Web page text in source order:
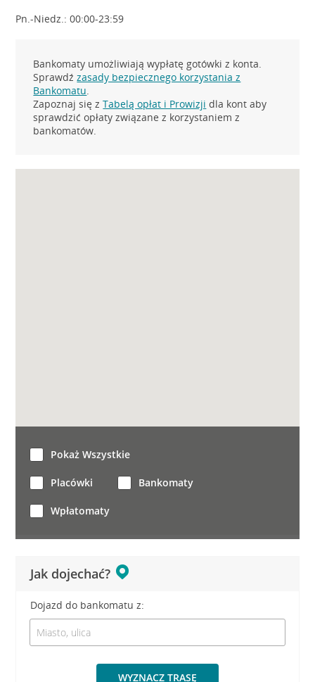
Pn.-Niedz.: 00:00-23:59
Bankomaty umożliwiają wypłatę gotówki z konta.
Sprawdźzasady bezpiecznego korzystania z
Bankomatu.
Zapoznaj się zTabelą opłat i Prowizji dla kont aby
sprawdzić opłaty związane z korzystaniem z
bankomatów.
Jak dojechać?
Dojazd do bankomatu z:
WYZNACZ TRASĘ
Pokaż Wszystkie
Placówki Bankomaty
Wpłatomaty